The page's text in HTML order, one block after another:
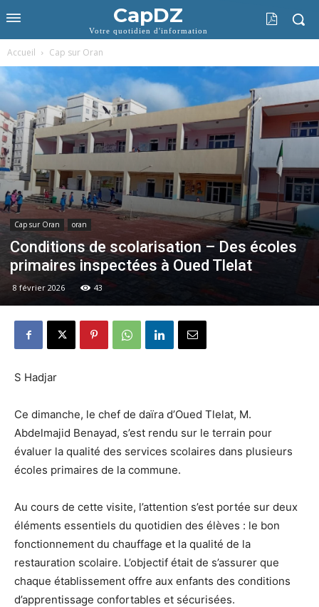
CapDZ
Votre quotidien d'information
Accueil Cap sur Oran
Cap sur Oran oran
Conditions de scolarisation – Des écoles
primaires inspectées à Oued Tlelat
8 février 2026 43
S Hadjar
Ce dimanche, le chef de daïra d’Oued Tlelat, M.
Abdelmajid Benayad, s’est rendu sur le terrain pour
évaluer la qualité des services scolaires dans plusieurs
écoles primaires de la commune.
Au cours de cette visite, l’attention s’est portée sur deux
éléments essentiels du quotidien des élèves : le bon
fonctionnement du chauffage et la qualité de la
restauration scolaire. L’objectif était de s’assurer que
chaque établissement offre aux enfants des conditions
d’apprentissage confortables et sécurisées.